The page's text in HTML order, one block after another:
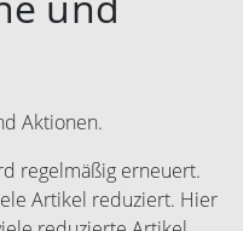
Aktionen.
regelmäßig erneuert.
Artikel reduziert. Hier